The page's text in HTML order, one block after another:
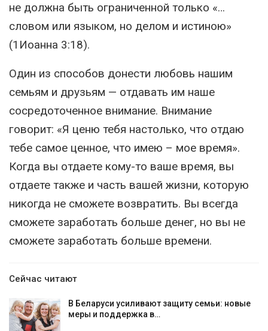
не должна быть ограниченной только «…
словом или языком, но делом и истиною»
(1Иоанна 3:18).
Один из способов донести любовь нашим
семьям и друзьям — отдавать им наше
сосредоточенное внимание. Внимание
говорит: «Я ценю тебя настолько, что отдаю
тебе самое ценное, что имею – мое время».
Когда вы отдаете кому-то ваше время, вы
отдаете также и часть вашей жизни, которую
никогда не сможете возвратить. Вы всегда
сможете заработать больше денег, но вы не
сможете заработать больше времени.
Сейчас читают
В Беларуси усиливают защиту семьи: новые
меры и поддержка в…